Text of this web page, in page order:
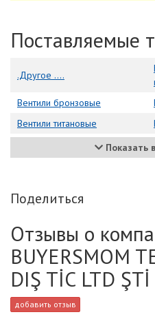
Поставляемые
.Другое ....
Вентили бронзовые
Вентили титановые
Показать
Поделиться
Отзывы о
BUYERSMOM
DIŞ TİC LTD ŞTİ
добавить отзыв